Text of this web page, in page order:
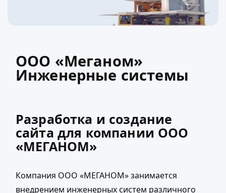
ООО «Меганом»
Инженерные системы
Разработка и создание
сайта для компании ООО
«МЕГАНОМ»
Компания ООО «МЕГАНОМ» занимается
внедрением инженерных систем различного